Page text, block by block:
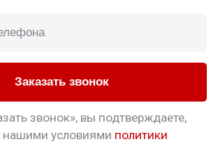
Заказать звонок
звонок», вы подтверждаете,
нашими условиями политики